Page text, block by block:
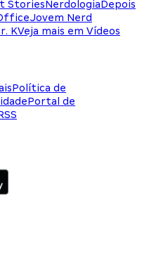
StoriesNerdologiaDepois
Jovem Nerd
KVeja mais em Vídeos
Política de
Portal de